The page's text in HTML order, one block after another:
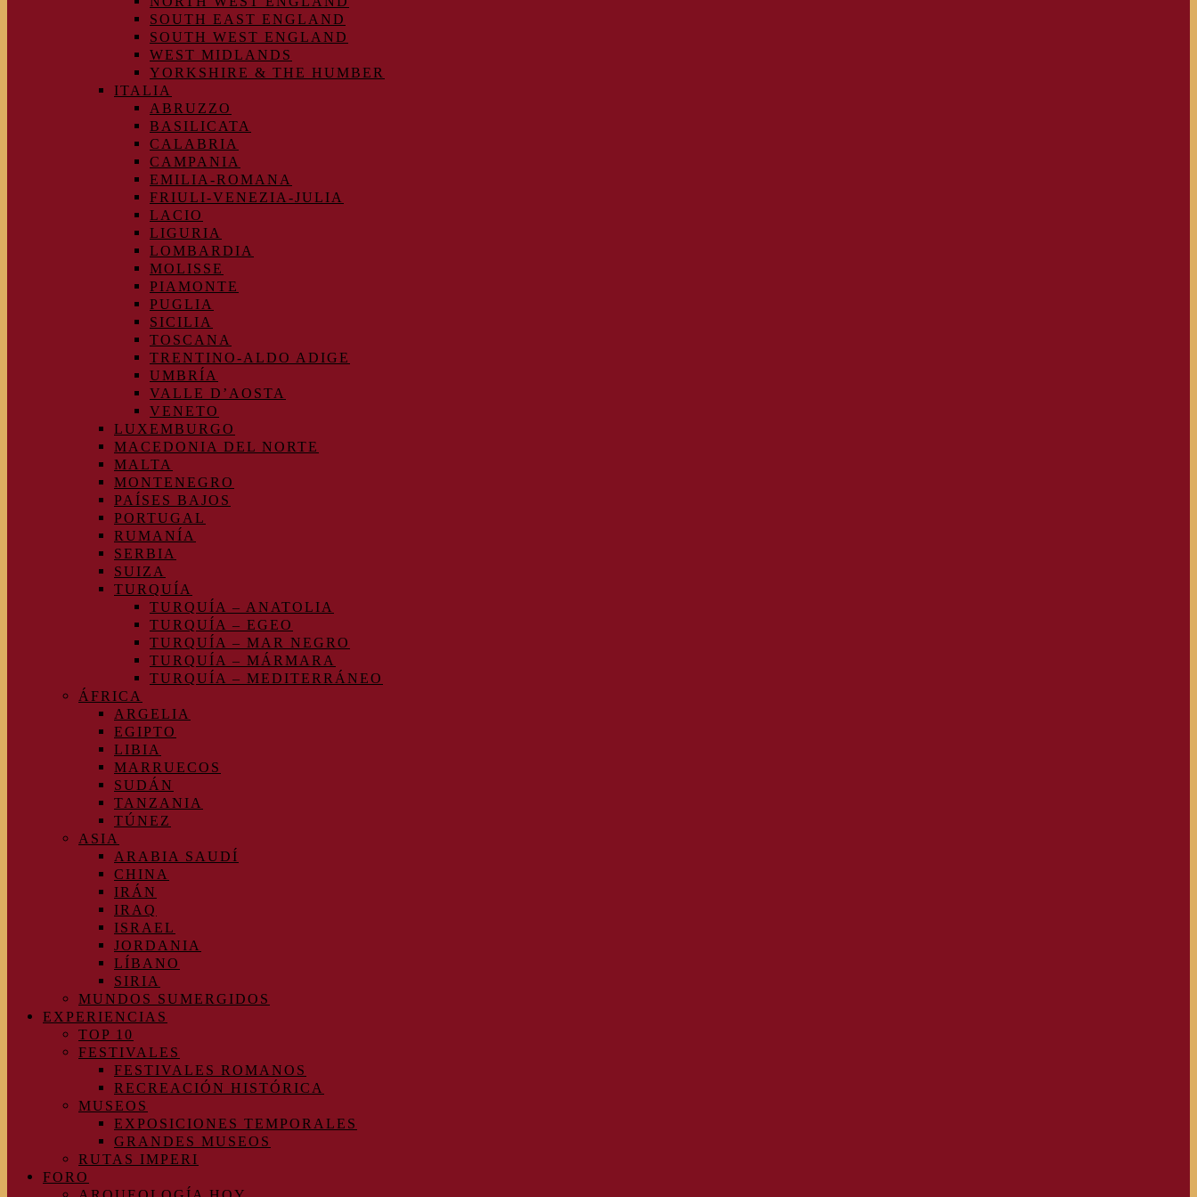
SOUTH EAST ENGLAND
SOUTH WEST ENGLAND
WEST MIDLANDS
YORKSHIRE & THE HUMBER
ITALIA
ABRUZZO
BASILICATA
CALABRIA
CAMPANIA
EMILIA-ROMANA
FRIULI-VENEZIA-JULIA
LACIO
LIGURIA
LOMBARDIA
MOLISSE
PIAMONTE
PUGLIA
SICILIA
TOSCANA
TRENTINO-ALDO ADIGE
UMBRÍA
VALLE D’AOSTA
VENETO
LUXEMBURGO
MACEDONIA DEL NORTE
MALTA
MONTENEGRO
PAÍSES BAJOS
PORTUGAL
RUMANÍA
SERBIA
SUIZA
TURQUÍA
TURQUÍA – ANATOLIA
TURQUÍA – EGEO
TURQUÍA – MAR NEGRO
TURQUÍA – MÁRMARA
TURQUÍA – MEDITERRÁNEO
ÁFRICA
ARGELIA
EGIPTO
LIBIA
MARRUECOS
SUDÁN
TANZANIA
TÚNEZ
ASIA
ARABIA SAUDÍ
CHINA
IRÁN
IRAQ
ISRAEL
JORDANIA
LÍBANO
SIRIA
MUNDOS SUMERGIDOS
EXPERIENCIAS
TOP 10
FESTIVALES
FESTIVALES ROMANOS
RECREACIÓN HISTÓRICA
MUSEOS
EXPOSICIONES TEMPORALES
GRANDES MUSEOS
RUTAS IMPERI
FORO